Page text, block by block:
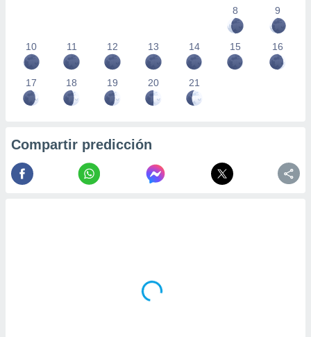
8
9
10 11 12 13 14 15 16
17 18 19 20 21
Compartir predicción